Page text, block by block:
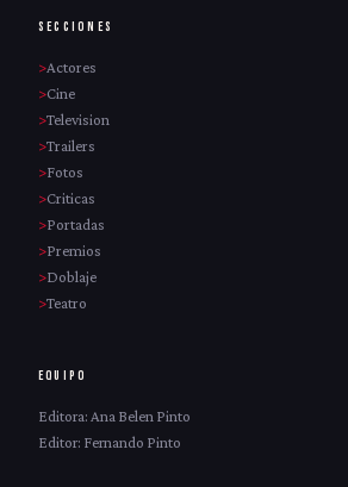
SECCIONES
Actores
Cine
Television
Trailers
Fotos
Criticas
Portadas
Premios
Doblaje
Teatro
EQUIPO
Editora: Ana Belen Pinto
Editor: Fernando Pinto